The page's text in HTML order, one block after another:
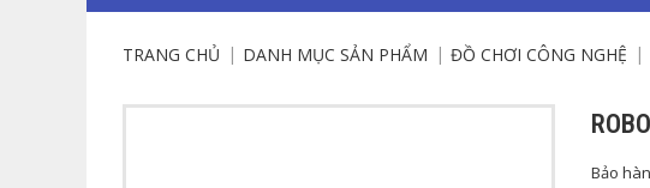
TRANG CHỦ DANH MỤC SẢN PHẨM ĐỒ CHƠI CÔNG NGHỆ
Bảo